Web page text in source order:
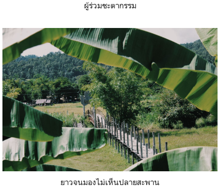
ผู้ร่วมชะตากรรม
ยาวจนมองไม่เห็นปลายสะพาน